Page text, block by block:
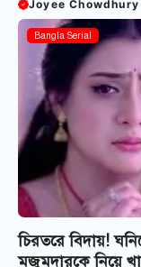
Joyee Chowdhury
Bangla Serial
চিরতরে বিদায়!
মজুমদারকে নিয়ে